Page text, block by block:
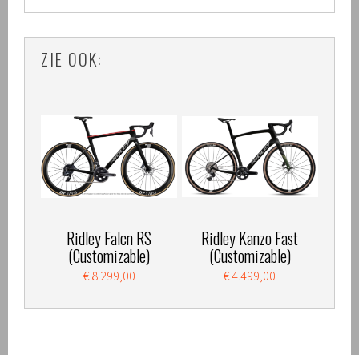
ZIE OOK:
Ridley Falcn RS
(Customizable)
€ 8.299,00
Ridley Kanzo Fast
(Customizable)
€ 4.499,00